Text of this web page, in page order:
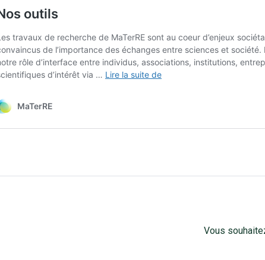
Vous